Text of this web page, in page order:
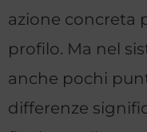
azione concreta
profilo. Ma nel
anche pochi
differenze